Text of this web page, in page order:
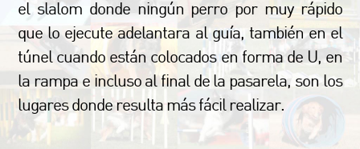
el slalom donde ningún perro por muy rápido
que lo ejecute adelantara al guía, también en el
túnel cuando están colocados en forma de U, en
la rampa e incluso al final de la pasarela, son los
lugares donde resulta más fácil realizar.